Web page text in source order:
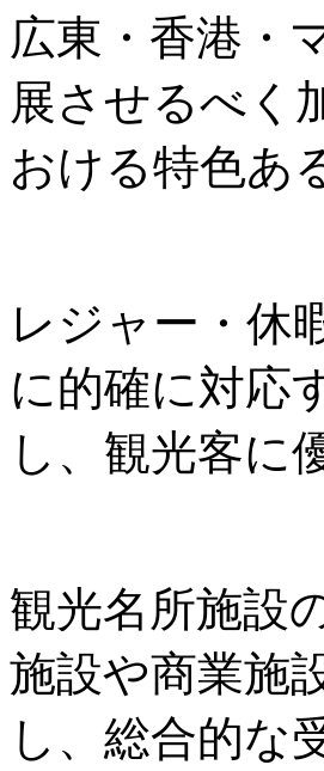
広東・香港・
展させるべく
おける特色あ
レジャー・休
に的確に対応
し、観光客に
観光名所施設
施設や商業施
し、総合的な